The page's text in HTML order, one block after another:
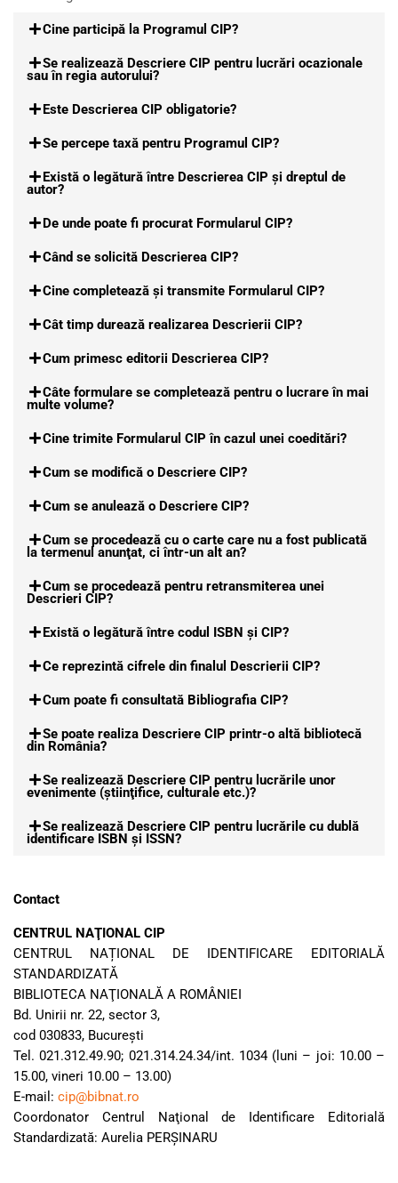
Cine participă la Programul CIP?
Se realizează Descriere CIP pentru lucrări ocazionale
sau în regia autorului?
Este Descrierea CIP obligatorie?
Se percepe taxă pentru Programul CIP?
Există o legătură între Descrierea CIP şi dreptul de
autor?
De unde poate fi procurat Formularul CIP?
Când se solicită Descrierea CIP?
Cine completează şi transmite Formularul CIP?
Cât timp durează realizarea Descrierii CIP?
Cum primesc editorii Descrierea CIP?
Câte formulare se completează pentru o lucrare în mai
multe volume?
Cine trimite Formularul CIP în cazul unei coeditări?
Cum se modifică o Descriere CIP?
Cum se anulează o Descriere CIP?
Cum se procedează cu o carte care nu a fost publicată
la termenul anunţat, ci într-un alt an?
Cum se procedează pentru retransmiterea unei
Descrieri CIP?
Există o legătură între codul ISBN și CIP?
Ce reprezintă cifrele din finalul Descrierii CIP?
Cum poate fi consultată Bibliografia CIP?
Se poate realiza Descriere CIP printr-o altă bibliotecă
din România?
Se realizează Descriere CIP pentru lucrările unor
evenimente (ştiinţifice, culturale etc.)?
Se realizează Descriere CIP pentru lucrările cu dublă
identificare ISBN şi ISSN?
Contact
CENTRUL NAŢIONAL CIP
CENTRUL NAȚIONAL DE IDENTIFICARE EDITORIALĂ
STANDARDIZATĂ
BIBLIOTECA NAŢIONALĂ A ROMÂNIEI
Bd. Unirii nr. 22, sector 3,
cod 030833, Bucureşti
Tel. 021.312.49.90; 021.314.24.34/int. 1034 (luni – joi: 10.00 –
15.00, vineri 10.00 – 13.00)
E-mail: cip@bibnat.ro
Coordonator Centrul Naţional de Identificare Editorială
Standardizată: Aurelia PERŞINARU